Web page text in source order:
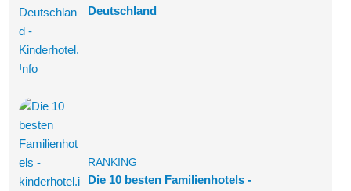
Deutschland
RANKING
Die 10 besten Familienhotels -